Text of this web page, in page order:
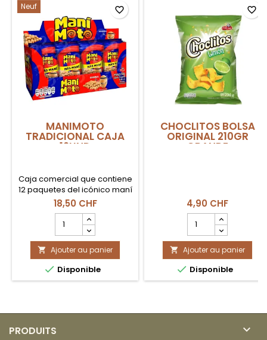
Neuf
MANIMOTO
TRADICIONAL CAJA
12UND
Caja comercial que contiene
12 paquetes del icónico maní
japonés Manimoto
Tradicional. Cacahuetes
seleccionados cubiertos por
una capa crujiente horneada
y sazonada con un toque de
salsa de soja.
18,50 CHF
quantité
du
produit
MANIMOTO
TRADICIONAL
CAJA
 Ajouter au panier
 Disponible
favorite_border
CHOCLITOS BOLSA
ORIGINAL 210GR
GRANDE
4,90 CHF
quantité
du
produit
CHOCLITOS
BOLSA
ORIGINAL
 Ajouter au panier
 Disponible
favorite_border
PRODUITS 